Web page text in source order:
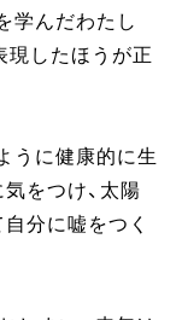
学んだわたし
現したほうが正
うに健康的に生
をつけ、太陽
分に嘘をつく